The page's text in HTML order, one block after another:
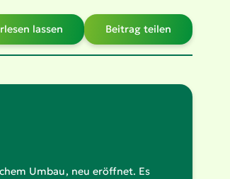
lassen Beitrag teilen
Umbau, neu eröffnet. Es